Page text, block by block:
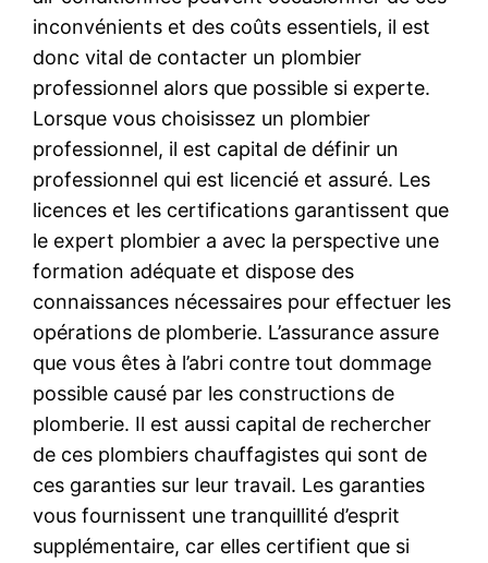
inconvénients et des coûts essentiels, il est
donc vital de contacter un plombier
professionnel alors que possible si experte.
Lorsque vous choisissez un plombier
professionnel, il est capital de définir un
professionnel qui est licencié et assuré. Les
licences et les certifications garantissent que
le expert plombier a avec la perspective une
formation adéquate et dispose des
connaissances nécessaires pour effectuer les
opérations de plomberie. L’assurance assure
que vous êtes à l’abri contre tout dommage
possible causé par les constructions de
plomberie. Il est aussi capital de rechercher
de ces plombiers chauffagistes qui sont de
ces garanties sur leur travail. Les garanties
vous fournissent une tranquillité d’esprit
supplémentaire, car elles certifient que si